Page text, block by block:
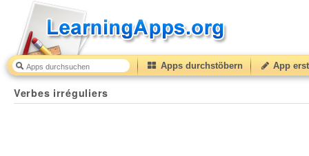
Apps durchstöbern App
Verbes irréguliers